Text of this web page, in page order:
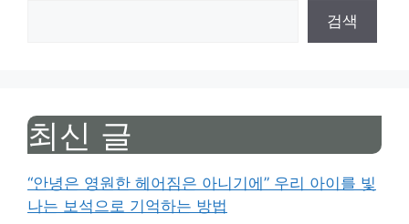
검색
최신 글
“안녕은 영원한 헤어짐은 아니기에” 우리 아이를 빛
나는 보석으로 기억하는 방법